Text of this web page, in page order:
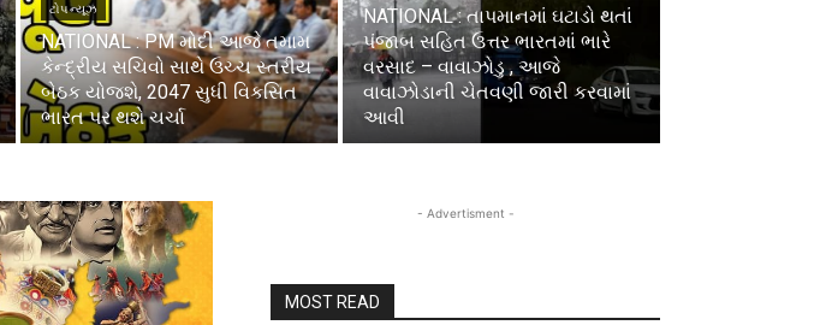
ટોપ ન્યૂઝ
NATIONAL : PM મોદી આજે તમામ
કેન્દ્રીય સચિવો સાથે ઉચ્ચ સ્તરીય
બેઠક યોજશે, 2047 સુધી વિકસિત
ભારત પર થશે ચર્ચા
NATIONAL : તાપમાનમાં ઘટાડો થતાં
પંજાબ સહિત ઉત્તર ભારતમાં ભારે
વરસાદ – વાવાઝોડુ , આજે
વાવાઝોડાની ચેતવણી જારી કરવામાં
આવી
- Advertisment -
MOST READ